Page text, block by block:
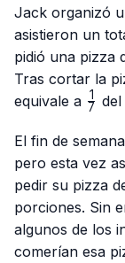
Jack organizó
asistieron un
pidió una pizza
Tras cortar la
equivale a 7
1 del
El fin de
pero esta vez
pedir su pizza
porciones. Sin
algunos de los
comerían esa